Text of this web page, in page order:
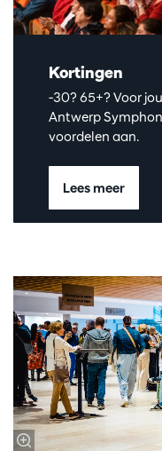
Kortingen
-30? 65+? Voor
Antwerp
voordelen aan.
Lees meer